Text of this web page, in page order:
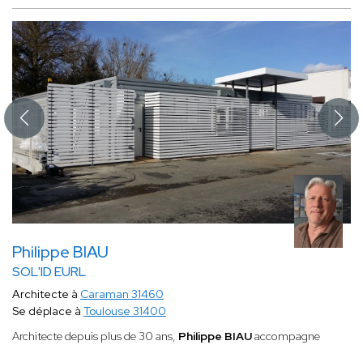
Philippe BIAU
SOL'ID EURL
Architecte à Caraman 31460
Se déplace à Toulouse 31400
Architecte depuis plus de 30 ans, Philippe BIAUaccompagne